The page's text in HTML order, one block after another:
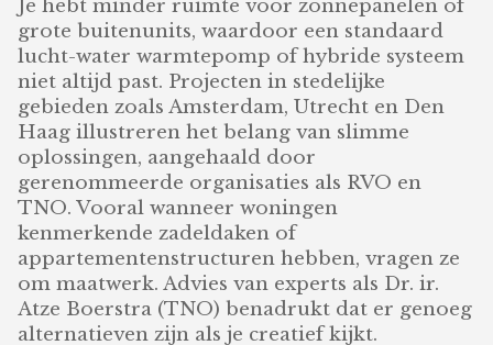
Je hebt minder ruimte voor zonnepanelen of
grote buitenunits, waardoor een standaard
lucht-water warmtepomp of hybride systeem
niet altijd past. Projecten in stedelijke
gebieden zoals Amsterdam, Utrecht en Den
Haag illustreren het belang van slimme
oplossingen, aangehaald door
gerenommeerde organisaties als RVO en
TNO. Vooral wanneer woningen
kenmerkende zadeldaken of
appartementenstructuren hebben, vragen ze
om maatwerk. Advies van experts als Dr. ir.
Atze Boerstra (TNO) benadrukt dat er genoeg
alternatieven zijn als je creatief kijkt.